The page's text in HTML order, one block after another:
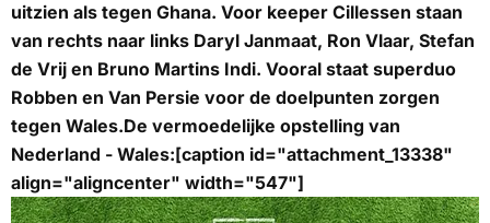
uitzien als tegen Ghana. Voor keeper Cillessen staan
van rechts naar links Daryl Janmaat, Ron Vlaar, Stefan
de Vrij en Bruno Martins Indi. Vooral staat superduo
Robben en Van Persie voor de doelpunten zorgen
tegen Wales.De vermoedelijke opstelling van
Nederland - Wales:[caption id="attachment_13338"
align="aligncenter" width="547"]